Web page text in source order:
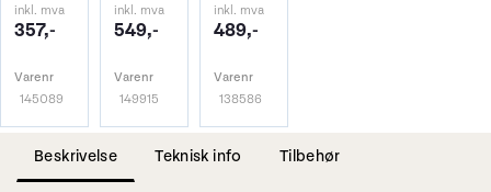
inkl. mva
357,-
Varenr
145089
inkl. mva
549,-
Varenr
149915
inkl. mva
489,-
Varenr
138586
Beskrivelse Teknisk info Tilbehør